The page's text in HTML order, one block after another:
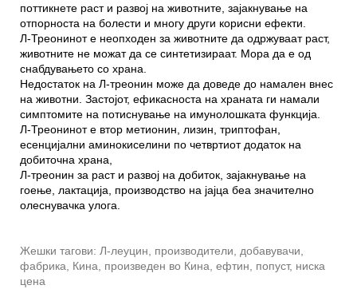
поттикнете раст и развој на животните, зајакнување на
отпорноста на болести и многу други корисни ефекти.
Л-Треонинот е неопходен за животните да одржуваат раст,
животните не можат да се синтетизираат. Мора да е од
снабдувањето со храна.
Недостаток на Л-треонин може да доведе до намален внес
на животни. Застојот, ефикасноста на храната ги намали
симптомите на потиснување на имунолошката функција.
Л-Треонинот е втор метионин, лизин, триптофан,
есенцијални аминокиселини по четвртиот додаток на
добиточна храна,
Л-треонин за раст и развој на добиток, зајакнување на
гоење, лактација, производство на јајца беа значително
олеснувачка улога.
Жешки тагови: Л-леуцин, производители, добавувачи,
фабрика, Кина, произведен во Кина, ефтин, попуст, ниска
цена